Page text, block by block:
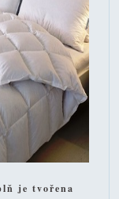
je tvořena